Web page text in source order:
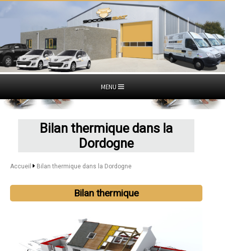
MENU
Bilan thermique dans la
Dordogne
Accueil Bilan thermique dans la Dordogne
Bilan thermique